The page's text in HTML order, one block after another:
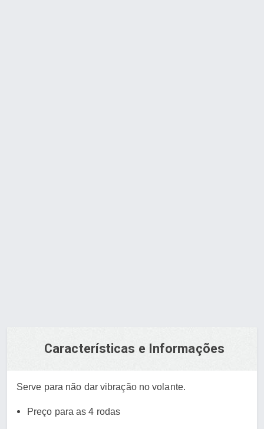
Características e Informações
Serve para não dar vibração no volante.
Preço para as 4 rodas